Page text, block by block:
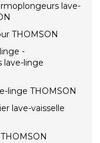
lave-
THOMSON
-
lave-linge
linge THOMSON
lave-vaisselle